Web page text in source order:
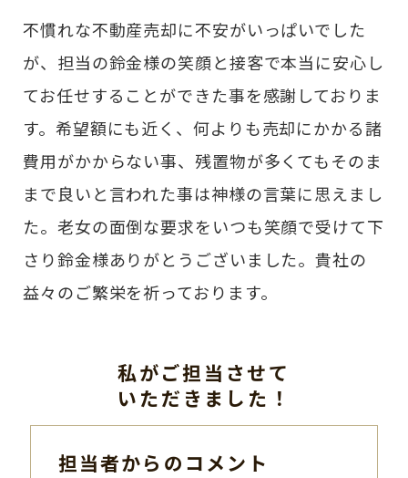
不慣れな不動産売却に不安がいっぱいでした
が、担当の鈴金様の笑顔と接客で本当に安心し
てお任せすることができた事を感謝しておりま
す。希望額にも近く、何よりも売却にかかる諸
費用がかからない事、残置物が多くてもそのま
まで良いと言われた事は神様の言葉に思えまし
た。老女の面倒な要求をいつも笑顔で受けて下
さり鈴金様ありがとうございました。貴社の
益々のご繁栄を祈っております。
私がご担当させて
いただきました！
担当者からのコメント